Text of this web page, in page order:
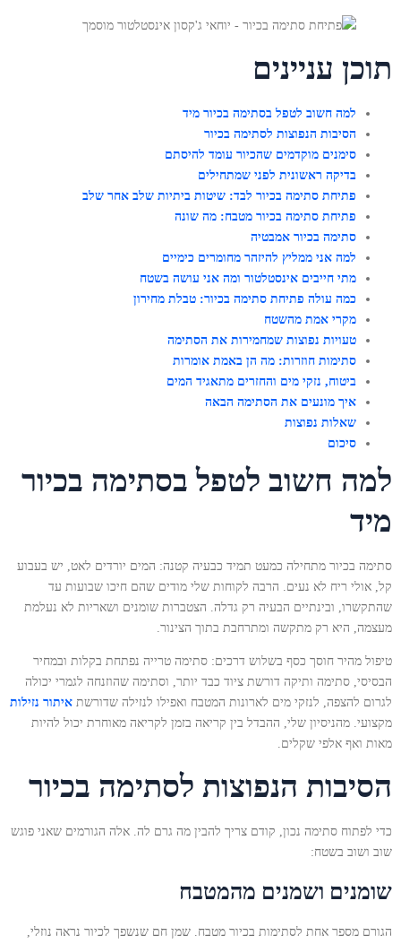
תוכן עניינים
למה חשוב לטפל בסתימה בכיור מיד
הסיבות הנפוצות לסתימה בכיור
סימנים מוקדמים שהכיור עומד להיסתם
בדיקה ראשונית לפני שמתחילים
פתיחת סתימה בכיור לבד: שיטות ביתיות שלב אחר שלב
פתיחת סתימה בכיור מטבח: מה שונה
סתימה בכיור אמבטיה
למה אני ממליץ להיזהר מחומרים כימיים
מתי חייבים אינסטלטור ומה אני עושה בשטח
כמה עולה פתיחת סתימה בכיור: טבלת מחירון
מקרי אמת מהשטח
טעויות נפוצות שמחמירות את הסתימה
סתימות חוזרות: מה הן באמת אומרות
ביטוח, נזקי מים והחזרים מתאגיד המים
איך מונעים את הסתימה הבאה
שאלות נפוצות
סיכום
למה חשוב לטפל בסתימה בכיור
מיד
סתימה בכיור מתחילה כמעט תמיד כבעיה קטנה: המים יורדים לאט, יש בעבוע
קל, אולי ריח לא נעים. הרבה לקוחות שלי מודים שהם חיכו שבועות עד
שהתקשרו, ובינתיים הבעיה רק גדלה. הצטברות שומנים ושאריות לא נעלמת
מעצמה, היא רק מתקשה ומתרחבת בתוך הצינור.
טיפול מהיר חוסך כסף בשלוש דרכים: סתימה טרייה נפתחת בקלות ובמחיר
הבסיסי, סתימה ותיקה דורשת ציוד כבד יותר, וסתימה שהוזנחה לגמרי יכולה
לגרום להצפה, לנזקי מים לארונות המטבח ואפילו לנזילה שדורשת איתור נזילות
מקצועי. מהניסיון שלי, ההבדל בין קריאה בזמן לקריאה מאוחרת יכול להיות
מאות ואף אלפי שקלים.
הסיבות הנפוצות לסתימה בכיור
כדי לפתוח סתימה נכון, קודם צריך להבין מה גרם לה. אלה הגורמים שאני פוגש
שוב ושוב בשטח:
שומנים ושמנים מהמטבח
הגורם מספר אחת לסתימות בכיור מטבח. שמן חם שנשפך לכיור נראה נוזלי,